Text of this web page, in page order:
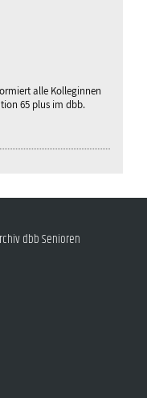
alle Kolleginnen
65 plus im dbb.
dbb Senioren